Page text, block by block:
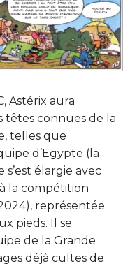
Astérix aura
têtes connues de la
telles que
d’Egypte (la
élargie avec
la compétition
représentée
pieds. Il se
de la Grande
déjà cultes de